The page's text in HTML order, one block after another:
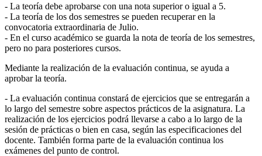
- La teoría debe aprobarse con una nota superior o igual a 5.
- La teoría de los dos semestres se pueden recuperar en la
convocatoria extraordinaria de Julio.
- En el curso académico se guarda la nota de teoría de los semestres,
pero no para posteriores cursos.
Mediante la realización de la evaluación continua, se ayuda a
aprobar la teoría.
- La evaluación continua constará de ejercicios que se entregarán a
lo largo del semestre sobre aspectos prácticos de la asignatura. La
realización de los ejercicios podrá llevarse a cabo a lo largo de la
sesión de prácticas o bien en casa, según las especificaciones del
docente. También forma parte de la evaluación continua los
exámenes del punto de control.